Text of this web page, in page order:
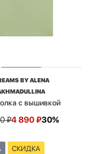
BY ALENA
с вышивкой
₽4 890₽30%
СКИДКА